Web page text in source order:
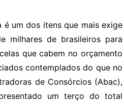
um dos itens que mais exige
milhares de brasileiros para
que cabem no orçamento
contemplados do que no
de Consórcios (Abac),
um terço do total